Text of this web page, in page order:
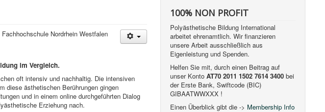
Nordrhein­ Westfalen
im Vergleich.
oft intensiv und nachhaltig. Die intensiven
diese ästhetischen Berührungen gingen
und in einem online durchgeführten Dialog
Erziehung nach.
100% NON PROFIT
Polyästhetische Bildung International
arbeitet ehrenamtlich. Wir finanzieren
unsere Arbeit ausschließlich aus
Eigenleistung und Spenden.
Helfen Sie mit, durch einen Beitrag auf
unser KontoAT70 2011 1502 7614 3400 bei
der Erste Bank, Swiftcode (BIC)
GIBAATWWXXX !
Einen Überblick gibt die -> Membership Info